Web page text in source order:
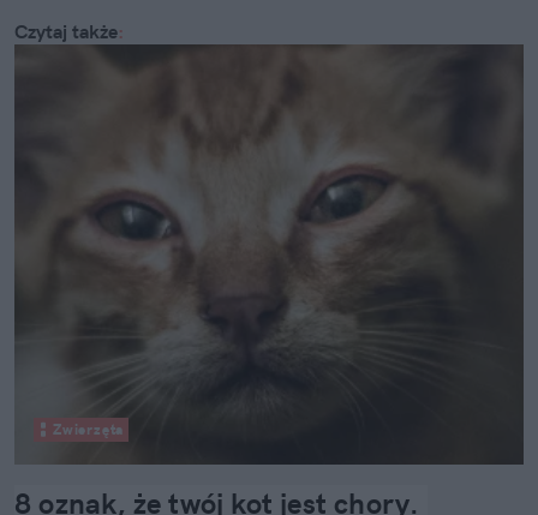
Czytaj także:
Zwierzęta
8 oznak, że twój kot jest chory.